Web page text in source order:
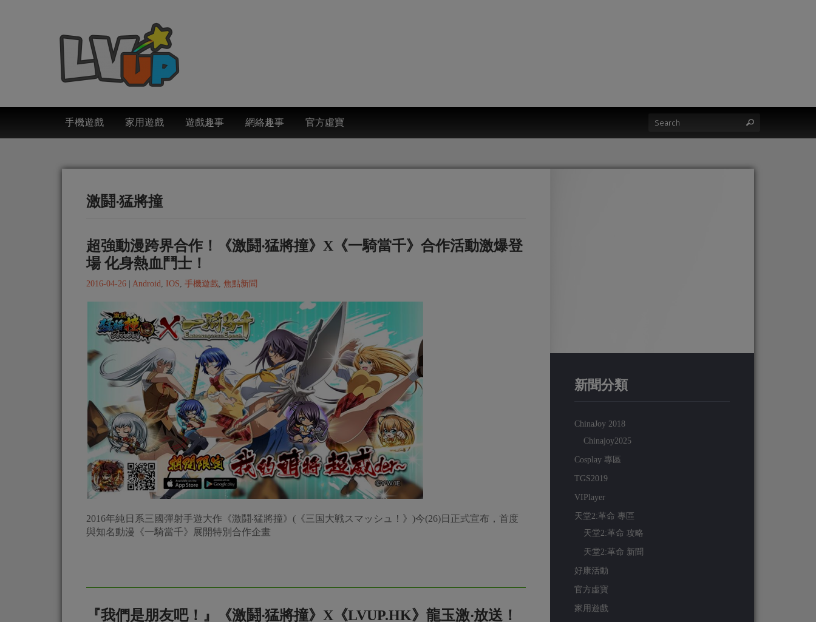
手機遊戲 家用遊戲 遊戲趣事 網絡趣事 官方虛寶
激鬪‧猛將撞
超強動漫跨界合作！《激鬪‧猛將撞》X《一騎當千》合作活動激爆登
場 化身熱血鬥士！
2016-04-26 Android, IOS, 手機遊戲, 焦點新聞
2016年純日系三國彈射手遊大作《激鬪‧猛將撞》(《三国大戦スマッシュ！》)今(26)日正式宣布，首度
與知名動漫《一騎當千》展開特別合作企畫
『我們是朋友吧！』《激鬪‧猛將撞》X《LVUP.HK》龍玉激‧放送！
新聞分類
ChinaJoy 2018
Chinajoy2025
Cosplay 專區
TGS2019
VIPlayer
天堂2:革命 專區
天堂2:革命 攻略
天堂2:革命 新聞
好康活動
官方虛寶
家用遊戲